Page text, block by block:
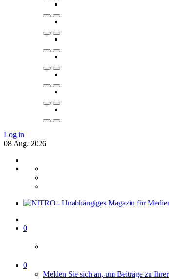
Log in
08 Aug. 2026
0
0
Melden Sie sich an, um Beiträge zu